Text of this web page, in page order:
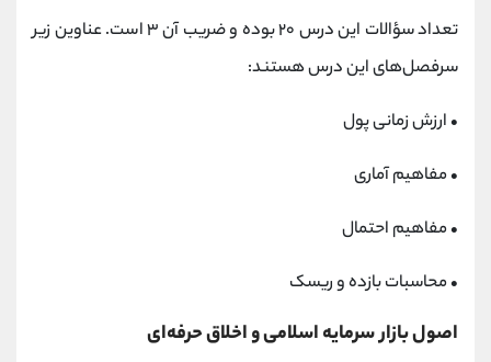
تعداد سؤالات این درس ۲۰ بوده و ضریب آن ۳ است. عناوین زیر
سرفصل‌های این درس هستند:
• ارزش زمانی پول
• مفاهیم آماری
• مفاهیم احتمال
• محاسبات بازده و ریسک
اصول بازار سرمایه اسلامی و اخلاق حرفه‌ای